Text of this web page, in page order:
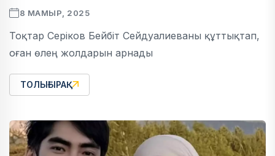
8 МАМЫР, 2025
Тоқтар Серіков Бейбіт Сейдуалиеваны құттықтап,
оған өлең жолдарын арнады
ТОЛЫҒЫРАҚ